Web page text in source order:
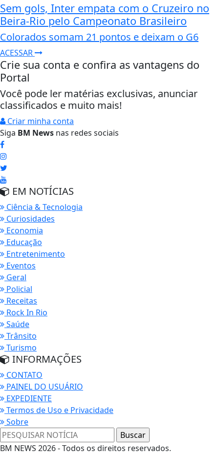
Sem gols, Inter empata com o Cruzeiro no
Beira-Rio pelo Campeonato Brasileiro
Colorados somam 21 pontos e deixam o G6
ACESSAR
Crie sua conta e confira as vantagens do
Portal
Você pode ler matérias exclusivas, anunciar
classificados e muito mais!
Criar minha conta
Siga BM News nas redes sociais
EM NOTÍCIAS
Ciência & Tecnologia
Curiosidades
Economia
Educação
Entretenimento
Eventos
Geral
Policial
Receitas
Rock In Rio
Saúde
Trânsito
Turismo
INFORMAÇÕES
CONTATO
PAINEL DO USUÁRIO
EXPEDIENTE
Termos de Uso e Privacidade
Sobre
BM NEWS 2026 - Todos os direitos reservados.